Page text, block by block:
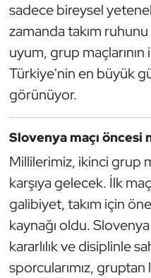
sadece bireysel
zamanda takım ruhunu
uyum, grup
Türkiye'nin en büyük
görünüyor.
Slovenya maçı öncesi
Millilerimiz, ikinci grup
karşıya gelecek. İlk
galibiyet, takım için
kaynağı oldu. Slovenya
kararlılık ve disiplinle
sporcularımız,
Kick Boks
Kürek
Masa Tenisi
Modern Pentatlon
Motor Sporları
Muay Thai
Okçuluk
Optimist